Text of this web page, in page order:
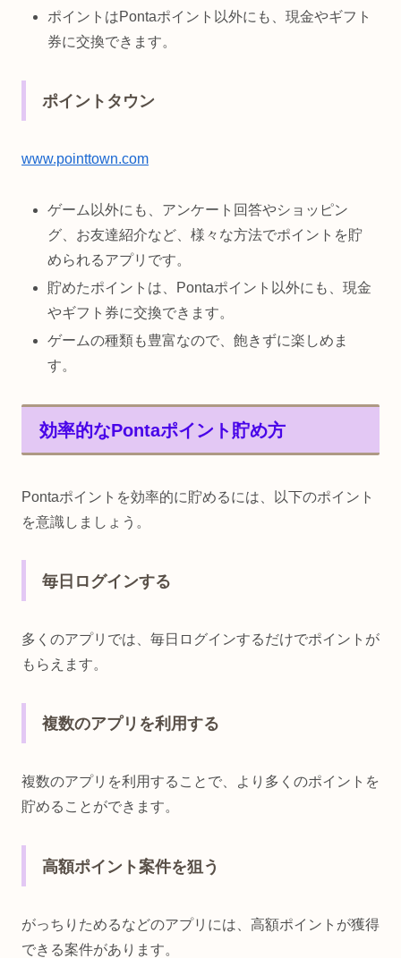
ポイントはPontaポイント以外にも、現金やギフト
券に交換できます。
ポイントタウン
www.pointtown.com
ゲーム以外にも、アンケート回答やショッピン
グ、お友達紹介など、様々な方法でポイントを貯
められるアプリです。
貯めたポイントは、Pontaポイント以外にも、現金
やギフト券に交換できます。
ゲームの種類も豊富なので、飽きずに楽しめま
す。
効率的なPontaポイント貯め方
Pontaポイントを効率的に貯めるには、以下のポイント
を意識しましょう。
毎日ログインする
多くのアプリでは、毎日ログインするだけでポイントが
もらえます。
複数のアプリを利用する
複数のアプリを利用することで、より多くのポイントを
貯めることができます。
高額ポイント案件を狙う
がっちりためるなどのアプリには、高額ポイントが獲得
できる案件があります。